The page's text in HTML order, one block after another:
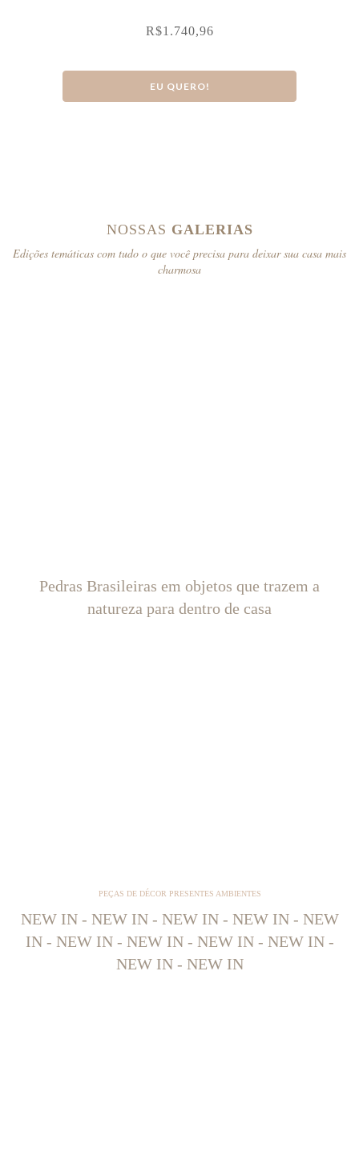
R$1.740,96
EU QUERO!
NOSSAS GALERIAS
Edições temáticas com tudo o que você precisa para deixar sua casa mais
charmosa
Pedras Brasileiras em objetos que trazem a
natureza para dentro de casa
PEÇAS DE DÉCOR PRESENTES AMBIENTES
NEW IN - NEW IN - NEW IN - NEW IN - NEW
IN - NEW IN - NEW IN - NEW IN - NEW IN -
NEW IN - NEW IN